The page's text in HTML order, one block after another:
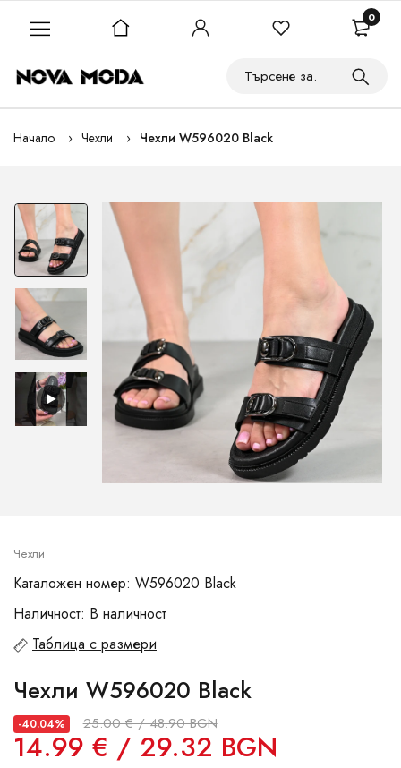
Начало Чехли Чехли W596020 Black
Чехли
Каталожен номер: W596020 Black
Наличност: В наличност
Таблица с размери
Чехли W596020 Black
-40.04% 25.00 € / 48.90 BGN
14.99 € / 29.32 BGN
0